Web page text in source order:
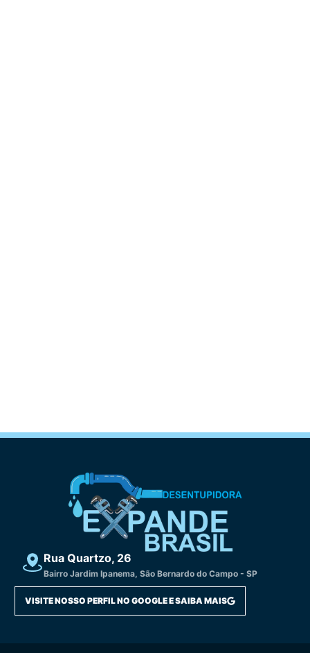
Rua Quartzo, 26
Bairro Jardim Ipanema, São Bernardo do Campo - SP
VISITE NOSSO PERFIL NO GOOGLE E SAIBA MAIS